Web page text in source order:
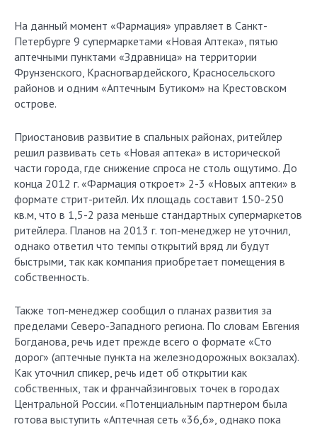
На данный момент «Фармация» управляет в Санкт-
Петербурге 9 супермаркетами «Новая Аптека», пятью
аптечными пунктами «Здравница» на территории
Фрунзенского, Красногвардейского, Красносельского
районов и одним «Аптечным Бутиком» на Крестовском
острове.
Приостановив развитие в спальных районах, ритейлер
решил развивать сеть «Новая аптека» в исторической
части города, где снижение спроса не столь ощутимо. До
конца 2012 г. «Фармация откроет» 2-3 «Новых аптеки» в
формате стрит-ритейл. Их площадь составит 150-250
кв.м, что в 1,5-2 раза меньше стандартных супермаркетов
ритейлера. Планов на 2013 г. топ-менеджер не уточнил,
однако ответил что темпы открытий вряд ли будут
быстрыми, так как компания приобретает помещения в
собственность.
Также топ-менеджер сообщил о планах развития за
пределами Северо-Западного региона. По словам Евгения
Богданова, речь идет прежде всего о формате «Сто
дорог» (аптечные пункта на железнодорожных вокзалах).
Как уточнил спикер, речь идет об открытии как
собственных, так и франчайзинговых точек в городах
Центральной России. «Потенциальным партнером была
готова выступить «Аптечная сеть «36,6», однако пока